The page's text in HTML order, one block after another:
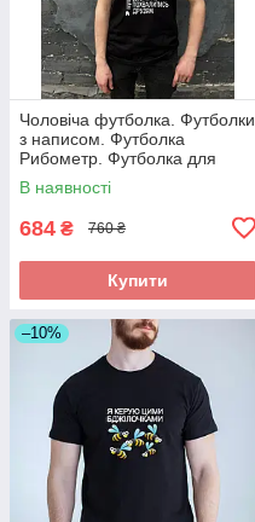
Чоловіча футболка. Футболки
з написом. Футболка
Рибометр. Футболка для
рибака
В наявності
684 ₴ 760 ₴
Купити
–10%